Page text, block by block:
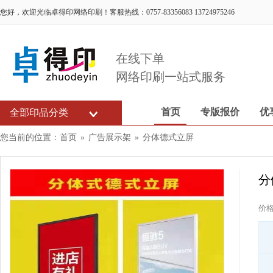
您好，欢迎光临卓得印网络印刷！客服热线：0757-83356083 13724975246
在线下单
网络印刷一站式服务
全部印品分类 首页 专版报价 优
您当前的位置： 首页 » 广告展示架 » 分体德式立屏
分
价